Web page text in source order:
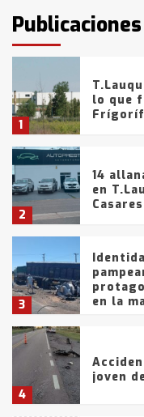
fueron
tarde
1
lo que
2
14
en
Casares
3
en la
4
joven